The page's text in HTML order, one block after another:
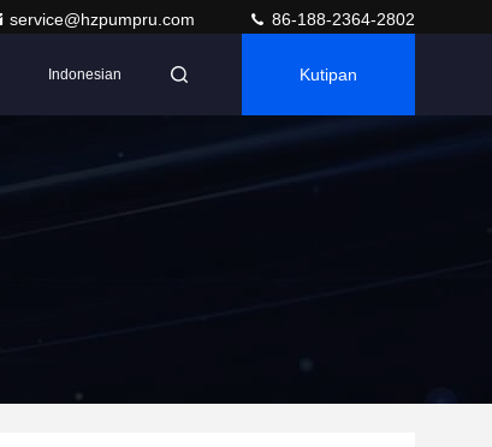
service@hzpumpru.com 86-188-2364-2802
Indonesian Kutipan